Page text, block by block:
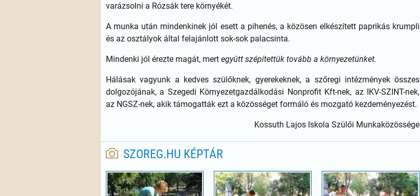
varázsolni a Rózsák tere környékét.
A munka után mindenkinek jól esett a pihenés, a közösen elkészített paprikás krumpli
és az osztályok által felajánlott sok-sok palacsinta.
Mindenki jól érezte magát, mert együtt szépítettük tovább a környezetünket.
Hálásak vagyunk a kedves szülőknek, gyerekeknek, a szőregi intézmények összes
dolgozójának, a Szegedi Környezetgazdálkodási Nonprofit Kft-nek, az IKV-SZINT-nek,
az NGSZ-nek, akik támogatták ezt a közösséget formáló és mozgató kezdeményezést.
Kossuth Lajos Iskola Szülői Munkaközössége
SZOREG.HU KÉPTÁR